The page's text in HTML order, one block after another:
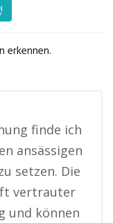
erkennen.
finde ich
ansässigen
setzen. Die
vertrauter
und können